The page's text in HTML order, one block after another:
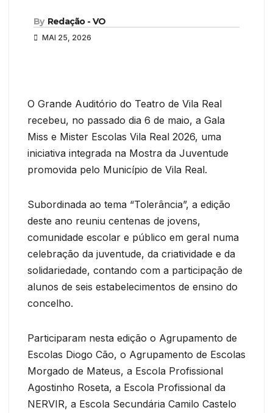
By Redação - VO
MAI 25, 2026
O Grande Auditório do Teatro de Vila Real
recebeu, no passado dia 6 de maio, a Gala
Miss e Mister Escolas Vila Real 2026, uma
iniciativa integrada na Mostra da Juventude
promovida pelo Município de Vila Real.
Subordinada ao tema “Tolerância”, a edição
deste ano reuniu centenas de jovens,
comunidade escolar e público em geral numa
celebração da juventude, da criatividade e da
solidariedade, contando com a participação de
alunos de seis estabelecimentos de ensino do
concelho.
Participaram nesta edição o Agrupamento de
Escolas Diogo Cão, o Agrupamento de Escolas
Morgado de Mateus, a Escola Profissional
Agostinho Roseta, a Escola Profissional da
NERVIR, a Escola Secundária Camilo Castelo